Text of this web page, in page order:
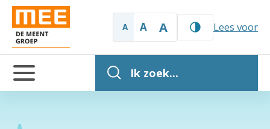
A A A Lees voor
Ik zoek...